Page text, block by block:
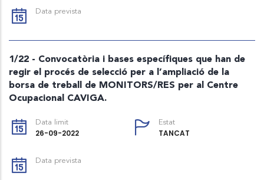
Data prevista
1/22 - Convocatòria i bases específiques que han de
regir el procés de selecció per a l’ampliació de la
borsa de treball de MONITORS/RES per al Centre
Ocupacional CAVIGA.
Data limit
26-09-2022
Estat
TANCAT
Data prevista